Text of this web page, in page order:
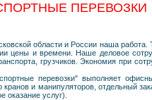
ПЕРЕВОЗКИ
области и России наша
цены и времени. Наше деловое
грузчиков. Экономия при
перевозки" выполняет
и манипуляторов, отдельный
оказание услуг).